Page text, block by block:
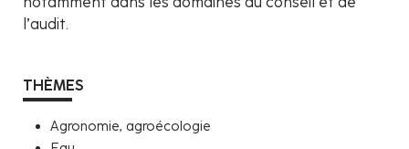
l’audit.
THÈMES
Agronomie, agroécologie